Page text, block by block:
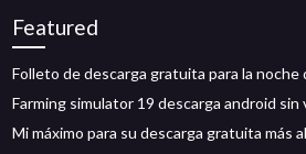
Featured
Folleto de descarga gratuita para la noche
Farming simulator 19 descarga android sin
Mi máximo para su descarga gratuita más